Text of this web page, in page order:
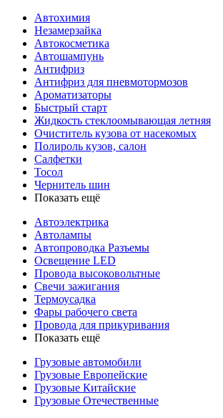
Автохимия
Незамерзайка
Автокосметика
Автошампунь
Антифриз
Антифриз для пневмотормозов
Ароматизаторы
Быстрый старт
Жидкость стеклоомывающая летняя
Очиститель кузова от насекомых
Полироль кузов, салон
Салфетки
Тосол
Чернитель шин
Показать ещё
Автоэлектрика
Автолампы
Автопроводка Разъемы
Освещение LED
Провода высоковольтные
Свечи зажигания
Термоусадка
Фары рабочего света
Провода для прикуривания
Показать ещё
Грузовые автомобили
Грузовые Европейские
Грузовые Китайские
Грузовые Отечественные